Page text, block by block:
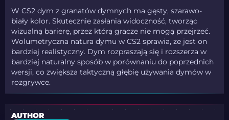
W CS2 dym z granatów dymnych ma gęsty, szarawo-
biały kolor. Skutecznie zasłania widoczność, tworząc
wizualną barierę, przez którą gracze nie mogą przejrzeć.
Wolumetryczna natura dymu w CS2 sprawia, że jest on
bardziej realistyczny. Dym rozpraszają się i rozszerza w
bardziej naturalny sposób w porównaniu do poprzednich
wersji, co zwiększa taktyczną głębię używania dymów w
rozgrywce.
AUTHOR